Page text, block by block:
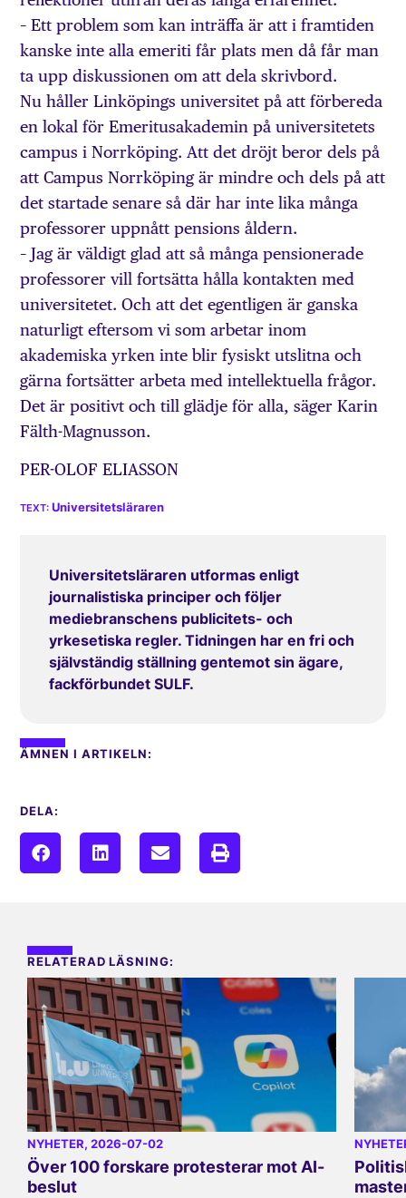
– Ett problem som kan inträffa är att i framtiden
kanske inte alla emeriti får plats men då får man
ta upp diskussionen om att dela skrivbord.
Nu håller Linköpings universitet på att förbereda
en lokal för Emeritusakademin på universitetets
campus i Norrköping. Att det dröjt beror dels på
att Campus Norrköping är mindre och dels på att
det startade senare så där har inte lika många
professorer uppnått pensions åldern.
– Jag är väldigt glad att så många pensionerade
professorer vill fortsätta hålla kontakten med
universitetet. Och att det egentligen är ganska
naturligt eftersom vi som arbetar inom
akademiska yrken inte blir fysiskt utslitna och
gärna fortsätter arbeta med intellektuella frågor.
Det är positivt och till glädje för alla, säger Karin
Fälth-Magnusson.
PER-OLOF ELIASSON
Universitetsläraren
Universitetsläraren utformas enligt
journalistiska principer och följer
mediebranschens publicitets- och
yrkesetiska regler. Tidningen har en fri och
självständig ställning gentemot sin ägare,
fackförbundet SULF.
ÄMNEN I ARTIKELN:
DELA:
RELATERAD LÄSNING:
NYHETER, 2026-07-02
Över 100 forskare protesterar mot AI-
beslut